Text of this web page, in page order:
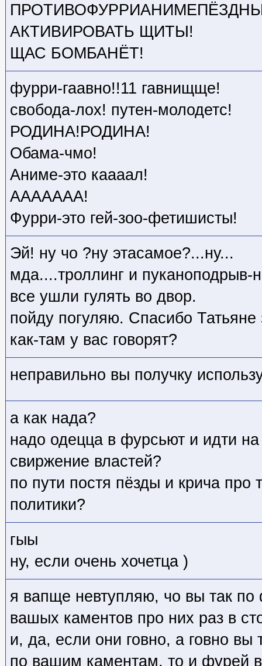
АКТИВИРОВАТЬ ЩИТЫ!
ЩАС БОМБАНЁТ!
фурри-гаавно!!11 гавнищще!
свобода-лох! путен-молодетс!
РОДИНА!РОДИНА!
Обама-чмо!
Аниме-это каааал!
ААААААА!
Фурри-это гей-зоо-фетишисты!
Эй! ну чо ?ну этасамое?...ну...
мда....троллинг и пуканоподрыв-
все ушли гулять во двор.
пойду погуляю. Спасибо
как-там у вас говорят?
неправильно вы получку
а как нада?
надо одецца в фурсьют и идти на
свиржение властей?
по пути постя пёзды и крича про
политики?
гыы
ну, если очень хочетца )
я вапще невтупляю, чо вы так по
вашых каментов про них раз в
и, да, если они говно, а говно вы
по вашим каментам, то и фурей